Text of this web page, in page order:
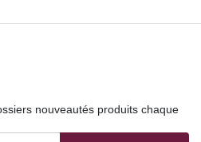
nouveautés produits chaque